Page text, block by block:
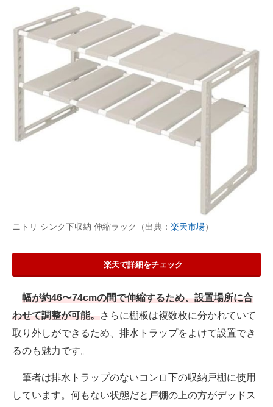
ニトリ シンク下収納 伸縮ラック（出典： 楽天市場）
楽天で詳細をチェック
幅が約46〜74cmの間で伸縮するため、設置場所に合
わせて調整が可能。さらに棚板は複数枚に分かれていて
取り外しができるため、排水トラップをよけて設置でき
るのも魅力です。
筆者は排水トラップのないコンロ下の収納戸棚に使用
しています。何もない状態だと戸棚の上の方がデッドス